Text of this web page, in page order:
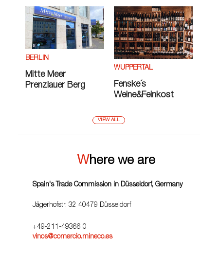
BERLIN
Mitte Meer
Prenzlauer Berg
WUPPERTAL
Fenske´s
Weine&Feinkost
VIEW ALL
Where we are
Spain's Trade Commission in Düsseldorf, Germany
Jägerhofstr. 32 40479 Düsseldorf
+49-211-49366 0
vinos@comercio.mineco.es